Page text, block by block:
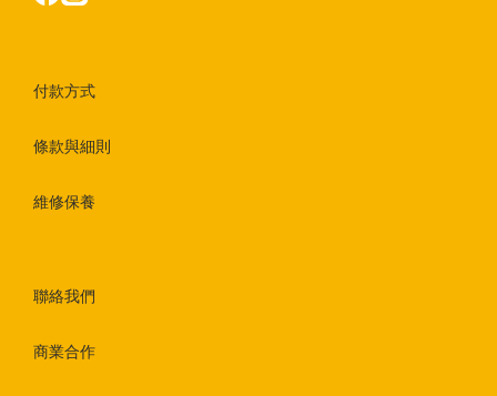
付款方式
條款與細則
維修保養
聯絡我們
商業合作